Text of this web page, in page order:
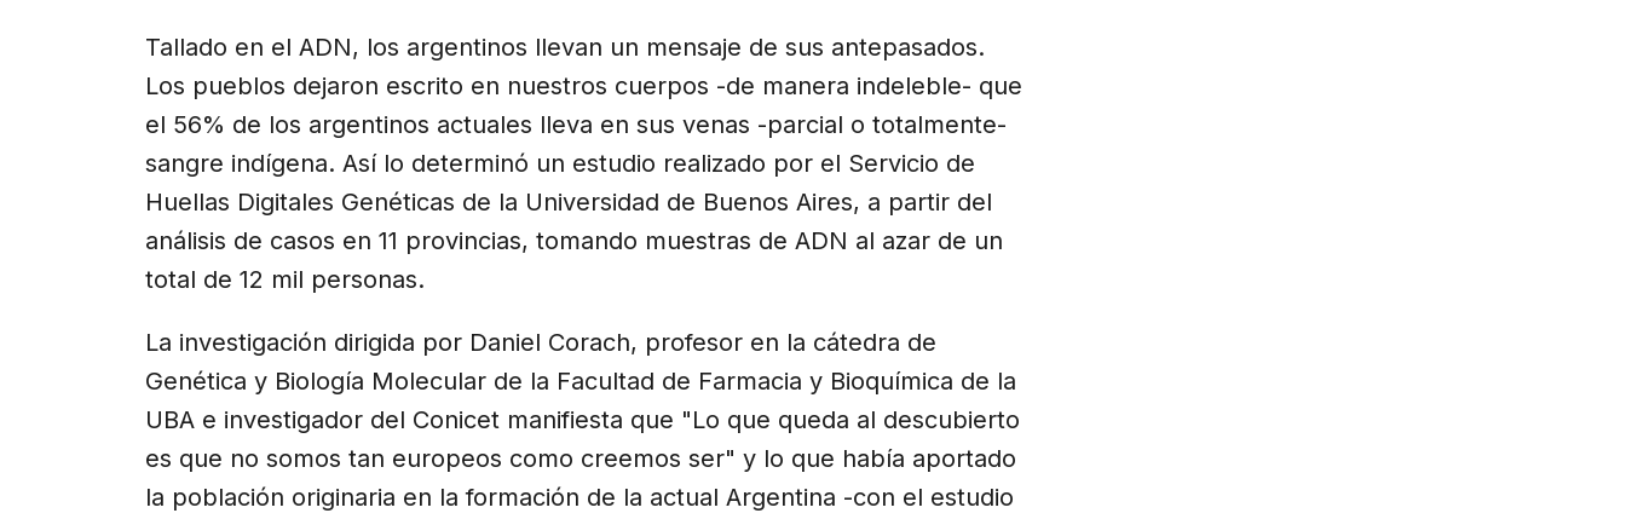
Tallado en el ADN, los argentinos llevan un mensaje de sus antepasados.
Los pueblos dejaron escrito en nuestros cuerpos -de manera indeleble- que
el 56% de los argentinos actuales lleva en sus venas -parcial o totalmente-
sangre indígena. Así lo determinó un estudio realizado por el Servicio de
Huellas Digitales Genéticas de la Universidad de Buenos Aires, a partir del
análisis de casos en 11 provincias, tomando muestras de ADN al azar de un
total de 12 mil personas.
La investigación dirigida por Daniel Corach, profesor en la cátedra de
Genética y Biología Molecular de la Facultad de Farmacia y Bioquímica de la
UBA e investigador del Conicet manifiesta que "Lo que queda al descubierto
es que no somos tan europeos como creemos ser" y lo que había aportado
la población originaria en la formación de la actual Argentina -con el estudio